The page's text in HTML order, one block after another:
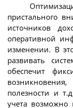
пристального
источников
оперативной
изменении. В
развивать
обеспечит
полезности и
учета возможно